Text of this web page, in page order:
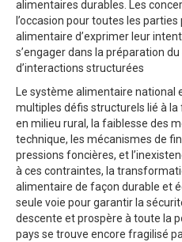
alimentaires durables. Les
l’occasion pour toutes les
alimentaire d’exprimer leur
s’engager dans la préparation
d’interactions structurées
Le système alimentaire
multiples défis structurels lié à
en milieu rural, la faiblesse des
technique, les mécanismes de
pressions foncières, et
à ces contraintes, la
alimentaire de façon durable et
seule voie pour garantir la
descente et prospère à toute la
pays se trouve encore fragilisé